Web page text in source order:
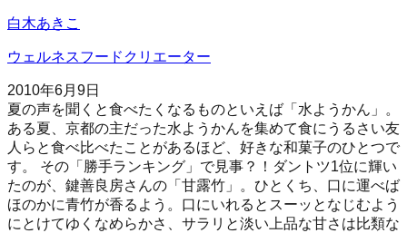
白木あきこ
ウェルネスフードクリエーター
2010年6月9日
夏の声を聞くと食べたくなるものといえば「水ようかん」。
ある夏、京都の主だった水ようかんを集めて食にうるさい友
人らと食べ比べたことがあるほど、好きな和菓子のひとつで
す。 その「勝手ランキング」で見事？！ダントツ1位に輝い
たのが、鍵善良房さんの「甘露竹」。ひとくち、口に運べば
ほのかに青竹が香るよう。口にいれるとスーッとなじむよう
にとけてゆくなめらかさ、サラリと淡い上品な甘さは比類な